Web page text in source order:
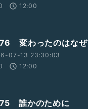
12:00
変わったのはなぜ
07-13 23:30:03
12:00
誰かのために